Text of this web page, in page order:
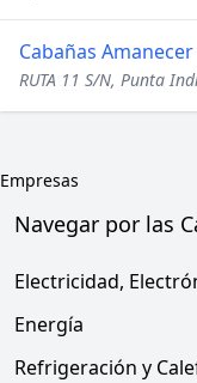
Cabañas Amanecer
RUTA 11 S/N, Punta
Empresas
Navegar por las
Electricidad,
Energía
Refrigeración y